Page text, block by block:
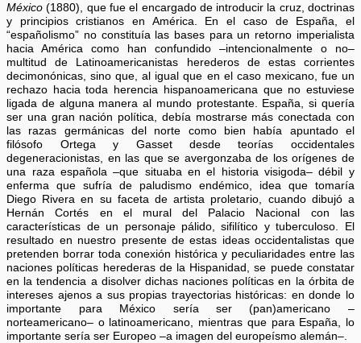
México (1880), que fue el encargado de introducir la cruz, doctrinas
y principios cristianos en América. En el caso de España, el
“españolismo” no constituía las bases para un retorno imperialista
hacia América como han confundido –intencionalmente o no–
multitud de Latinoamericanistas herederos de estas corrientes
decimonónicas, sino que, al igual que en el caso mexicano, fue un
rechazo hacia toda herencia hispanoamericana que no estuviese
ligada de alguna manera al mundo protestante. España, si quería
ser una gran nación política, debía mostrarse más conectada con
las razas germánicas del norte como bien había apuntado el
filósofo Ortega y Gasset desde teorías occidentales
degeneracionistas, en las que se avergonzaba de los orígenes de
una raza española –que situaba en el historia visigoda– débil y
enferma que sufría de paludismo endémico, idea que tomaría
Diego Rivera en su faceta de artista proletario, cuando dibujó a
Hernán Cortés en el mural del Palacio Nacional con las
características de un personaje pálido, sifilítico y tuberculoso. El
resultado en nuestro presente de estas ideas occidentalistas que
pretenden borrar toda conexión histórica y peculiaridades entre las
naciones políticas herederas de la Hispanidad, se puede constatar
en la tendencia a disolver dichas naciones políticas en la órbita de
intereses ajenos a sus propias trayectorias históricas: en donde lo
importante para México sería ser (pan)americano –
norteamericano– o latinoamericano, mientras que para España, lo
importante sería ser Europeo –a imagen del europeísmo alemán–.